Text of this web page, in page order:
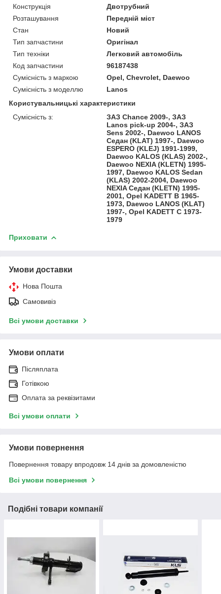
Конструкція
Двотрубний
Розташування
Передній міст
Стан
Новий
Тип запчастини
Оригінал
Тип техніки
Легковий автомобіль
Код запчастини
96187438
Сумісність з маркою
Opel, Chevrolet, Daewoo
Сумісність з моделлю
Lanos
Користувальницькі характеристики
Сумісність з:
ЗАЗ Chance 2009-, ЗАЗ
Lanos pick-up 2004-, ЗАЗ
Sens 2002-, Daewoo LANOS
Седан (KLAT) 1997-, Daewoo
ESPERO (KLEJ) 1991-1999,
Daewoo KALOS (KLAS) 2002-,
Daewoo NEXIA (KLETN) 1995-
1997, Daewoo KALOS Sedan
(KLAS) 2002-2004, Daewoo
NEXIA Седан (KLETN) 1995-
2001, Opel KADETT B 1965-
1973, Daewoo LANOS (KLAT)
1997-, Opel KADETT C 1973-
1979
Приховати
Умови доставки
Нова Пошта
Самовивіз
Всі умови доставки
Умови оплати
Післяплата
Готівкою
Оплата за реквізитами
Всі умови оплати
Умови повернення
Повернення товару впродовж 14 днів за домовленістю
Всі умови повернення
Подібні товари компанії